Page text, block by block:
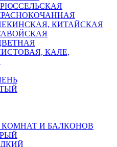
КИТАЙСКАЯ
КАЛЕ,
КОМНАТ И БАЛКОНОВ